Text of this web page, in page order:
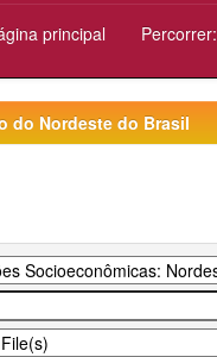
principal Percorrer:
do Nordeste do Brasil